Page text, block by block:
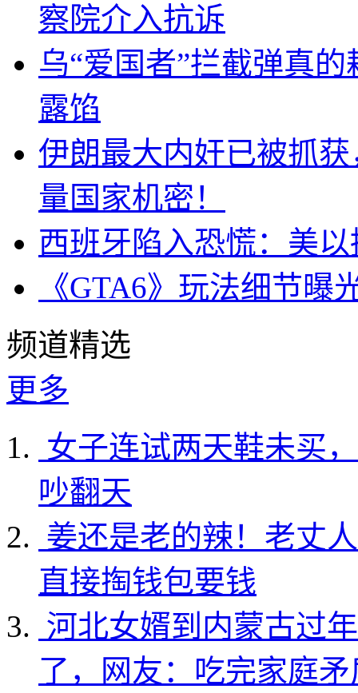
察院介入抗诉
乌“爱国者”拦截弹真
露馅
伊朗最大内奸已被抓
量国家机密！
西班牙陷入恐慌：美
《GTA6》玩法细节
频道精选
更多
女子连试两天鞋未买
吵翻天
姜还是老的辣！老丈
直接掏钱包要钱
河北女婿到内蒙古过
了，网友：吃完家庭